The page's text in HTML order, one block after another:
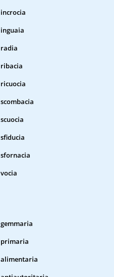
incrocia
inguaia
radia
ribacia
ricuocia
scombacia
scuocia
sfiducia
sfornacia
vocia
gemmaria
primaria
alimentaria